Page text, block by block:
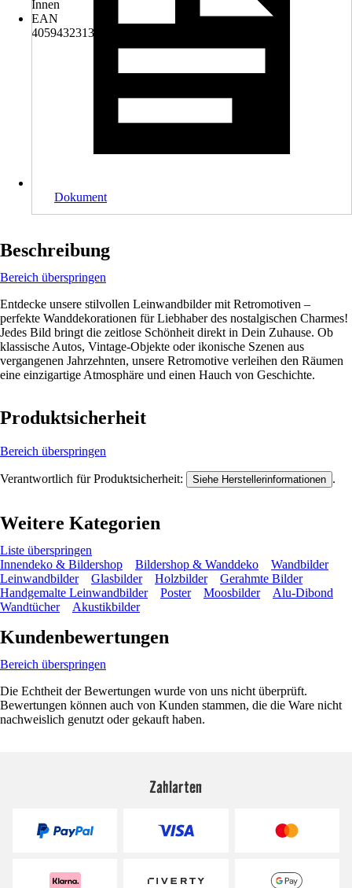
Innen
EAN
4059432313802
Dokument
Beschreibung
Bereich überspringen
Entdecke unsere stilvollen Leinwandbilder mit Retromotiven –
perfekte Wanddekorationen für Liebhaber des nostalgischen Charmes!
Jedes Bild bringt die zeitlose Schönheit direkt in Dein Zuhause. Ob
klassische Autos, Vintage-Objekte oder ikonische Szenen aus
vergangenen Jahrzehnten, unsere Retromotive verleihen den Räumen
eine einzigartige Atmosphäre und einen Hauch von Geschichte.
Produktsicherheit
Bereich überspringen
Verantwortlich für Produktsicherheit: Siehe Herstellerinformationen .
Weitere Kategorien
Liste überspringen
Innendeko & Bildershop
Bildershop & Wanddeko
Wandbilder
Leinwandbilder
Glasbilder Holzbilder
Gerahmte Bilder
Handgemalte Leinwandbilder
Poster Moosbilder
Alu-Dibond
Wandtücher
Akustikbilder
Kundenbewertungen
Bereich überspringen
Die Echtheit der Bewertungen wurde von uns nicht überprüft.
Bewertungen können auch von Kunden stammen, die die Ware nicht
nachweislich genutzt oder gekauft haben.
Zahlarten